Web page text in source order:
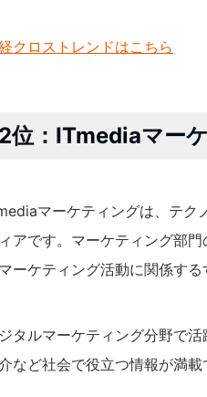
クロストレンドはこちら
2位：ITmediaマー
マーケティングは、テク
アです。マーケティング部
ーケティング活動に関係す
タルマーケティング分野で
など社会で役立つ情報が満載